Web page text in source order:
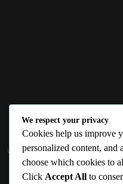
জ্ঞান বিজ্ঞানের উৎকর্ষ আমাদের প্রভাবিত
তথ্যপ্রযুক্তির অতিসাম্প্রতিক খবরাখবর
প্রকাশক ও নির্বাহী সম্পাদকঃ সামিউল হক
We respect your privacy
Cookies help us improve
personalized content, and
choose which cookies to
Click Accept All to